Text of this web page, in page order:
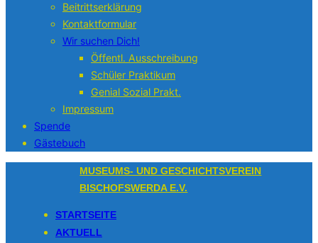
Beitrittserklärung
Kontaktformular
Wir suchen Dich!
Öffentl. Ausschreibung
Schüler Praktikum
Genial Sozial Prakt.
Impressum
Spende
Gästebuch
MUSEUMS- UND GESCHICHTSVEREIN
BISCHOFSWERDA E.V.
STARTSEITE
AKTUELL